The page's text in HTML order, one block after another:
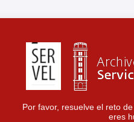
Por favor, resuelve el reto
eres